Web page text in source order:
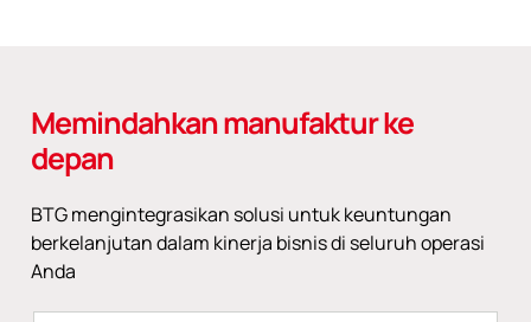
Memindahkan manufaktur ke
depan
BTG mengintegrasikan solusi untuk keuntungan
berkelanjutan dalam kinerja bisnis di seluruh operasi
Anda